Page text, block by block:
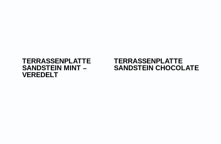
TERRASSENPLATTE
SANDSTEIN MINT –
VEREDELT
TERRASSENPLATTE
SANDSTEIN CHOCOLATE